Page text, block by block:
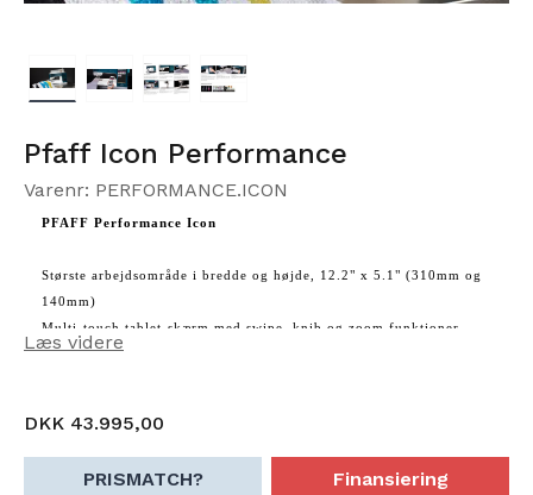
Pfaff Icon Performance
Varenr: PERFORMANCE.ICON
PFAFF Performance Icon
Største arbejdsområde i bredde og højde, 12.2" x 5.1" (310mm og
140mm)
Multi-touch tablet-skærm med swipe, knib og zoom funktioner
Innovativt lys designet til at give den bedst oplyste arbejdsflade via
Større stingplade med markeringer på begge sider op til 2-1/2"
(63.5mm)
Største højde under syhovedet, 3" (76,2mm)
Læs videre
DKK 43.995,00
PRISMATCH? Finansiering